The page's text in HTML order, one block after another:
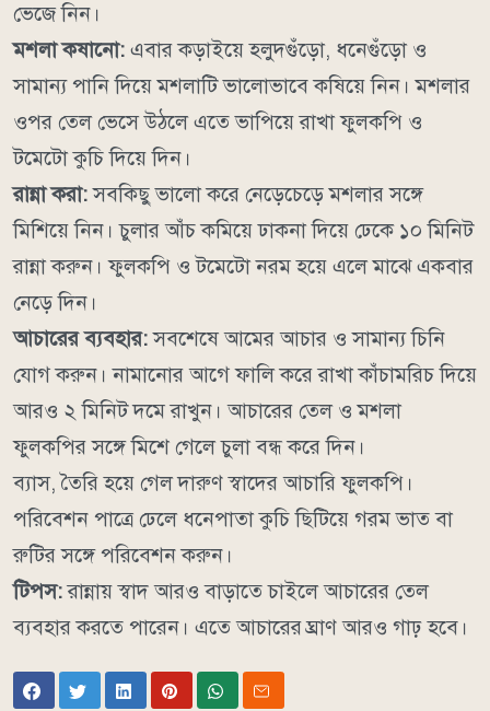
ভেজে নিন।
মশলা কষানো: এবার কড়াইয়ে হলুদগুঁড়ো, ধনেগুঁড়ো ও
সামান্য পানি দিয়ে মশলাটি ভালোভাবে কষিয়ে নিন। মশলার
ওপর তেল ভেসে উঠলে এতে ভাপিয়ে রাখা ফুলকপি ও
টমেটো কুচি দিয়ে দিন।
রান্না করা:সবকিছু ভালো করে নেড়েচেড়ে মশলার সঙ্গে
মিশিয়ে নিন। চুলার আঁচ কমিয়ে ঢাকনা দিয়ে ঢেকে ১০ মিনিট
রান্না করুন। ফুলকপি ও টমেটো নরম হয়ে এলে মাঝে একবার
নেড়ে দিন।
আচারের ব্যবহার:সবশেষে আমের আচার ও সামান্য চিনি
যোগ করুন। নামানোর আগে ফালি করে রাখা কাঁচামরিচ দিয়ে
আরও ২ মিনিট দমে রাখুন। আচারের তেল ও মশলা
ফুলকপির সঙ্গে মিশে গেলে চুলা বন্ধ করে দিন।
ব্যাস, তৈরি হয়ে গেল দারুণ স্বাদের আচারি ফুলকপি।
পরিবেশন পাত্রে ঢেলে ধনেপাতা কুচি ছিটিয়ে গরম ভাত বা
রুটির সঙ্গে পরিবেশন করুন।
টিপস:রান্নায় স্বাদ আরও বাড়াতে চাইলে আচারের তেল
ব্যবহার করতে পারেন। এতে আচারের ঘ্রাণ আরও গাঢ় হবে।